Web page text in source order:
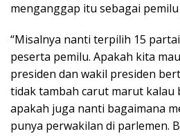
menganggap itu sebagai
“Misalnya nanti terpilih 15
peserta pemilu. Apakah kita
presiden dan wakil presiden
tidak tambah carut marut kalau
apakah juga nanti bagaimana
punya perwakilan di parlemen.